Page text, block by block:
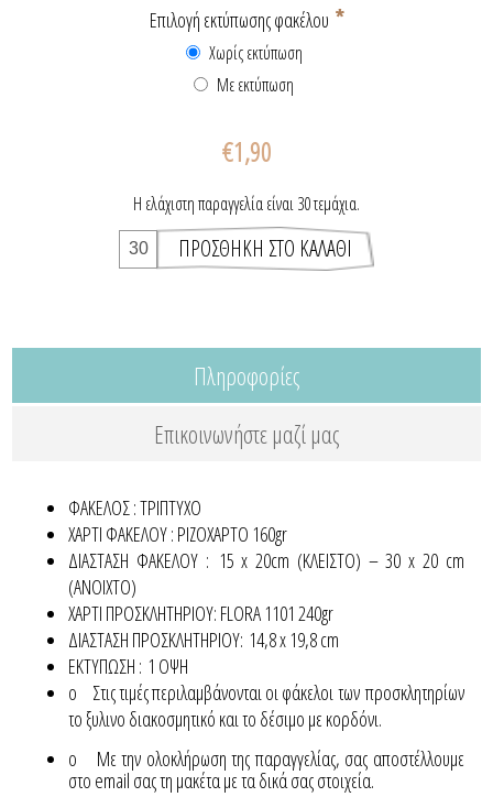
Επιλογή εκτύπωσης φακέλου *
Χωρίς εκτύπωση
Με εκτύπωση
€1,90
Η ελάχιστη παραγγελία είναι 30 τεμάχια.
Πληροφορίες
Επικοινωνήστε μαζί μας
ΦΑΚΕΛΟΣ : ΤΡΙΠΤΥΧΟ
ΧΑΡΤΙ ΦΑΚΕΛΟΥ : ΡΙΖΟΧΑΡΤΟ 160gr
ΔΙΑΣΤΑΣΗ ΦΑΚΕΛΟΥ : 15 x 20cm (ΚΛΕΙΣΤΟ) – 30 x 20 cm
(ΑΝΟΙΧΤΟ)
ΧΑΡΤΙ ΠΡΟΣΚΛΗΤΗΡΙΟΥ: FLORA 1101 240gr
ΔΙΑΣΤΑΣΗ ΠΡΟΣΚΛΗΤΗΡΙΟΥ: 14,8 x 19,8 cm
ΕΚΤΥΠΩΣΗ : 1 ΟΨΗ
o Στις τιμές περιλαμβάνονται οι φάκελοι των προσκλητηρίων
το ξυλινο διακοσμητικό και το δέσιμο με κορδόνι.
o Με την ολοκλήρωση της παραγγελίας, σας αποστέλλουμε
στο email σας τη μακέτα με τα δικά σας στοιχεία.